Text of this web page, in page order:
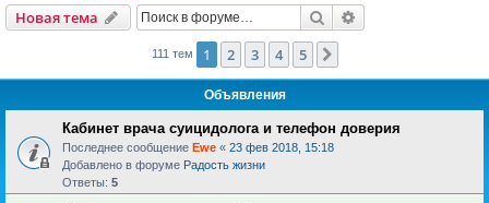
Новая тема Поиск
111 тем 1 2 3 4 5
Объявления
Кабинет врача суицидолога и телефон доверия
Последнее сообщение Ewe « 23 фев 2018, 15:18
Добавлено в форуме Радость жизни
Ответы: 5